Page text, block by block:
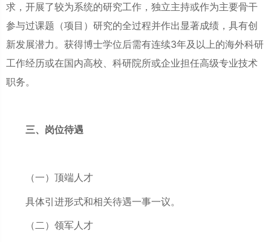
求，开展了较为系统的研究工作，独立主持或作为主要骨干
参与过课题（项目）研究的全过程并作出显著成绩，具有创
新发展潜力。获得博士学位后需有连续3年及以上的海外科研
工作经历或在国内高校、科研院所或企业担任高级专业技术
职务。
三、岗位待遇
（一）顶端人才
具体引进形式和相关待遇一事一议。
（二）领军人才